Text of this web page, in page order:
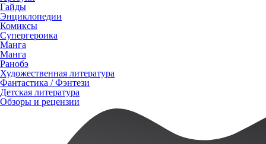
Гайды
Энциклопедии
Комиксы
Супергероика
Манга
Манга
Ранобэ
Художественная литература
Фантастика / Фэнтези
Детская литература
Обзоры и рецензии